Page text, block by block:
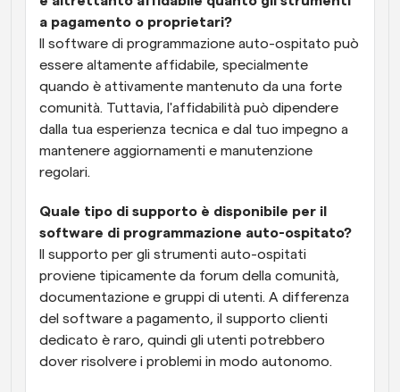
a pagamento o proprietari?
Il software di programmazione auto-ospitato può
essere altamente affidabile, specialmente
quando è attivamente mantenuto da una forte
comunità. Tuttavia, l'affidabilità può dipendere
dalla tua esperienza tecnica e dal tuo impegno a
mantenere aggiornamenti e manutenzione
regolari.
Quale tipo di supporto è disponibile per il
software di programmazione auto-ospitato?
Il supporto per gli strumenti auto-ospitati
proviene tipicamente da forum della comunità,
documentazione e gruppi di utenti. A differenza
del software a pagamento, il supporto clienti
dedicato è raro, quindi gli utenti potrebbero
dover risolvere i problemi in modo autonomo.